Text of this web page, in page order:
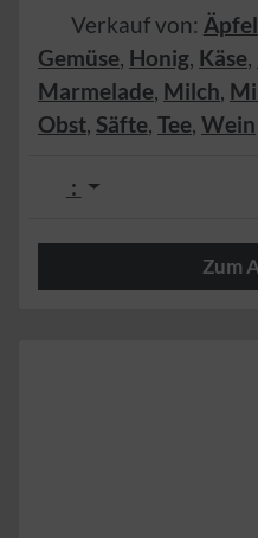
Verkauf von: Äpfel
Gemüse, Honig, Käse,
Marmelade, Milch,
Obst, Säfte, Tee, Wein
:
Zum